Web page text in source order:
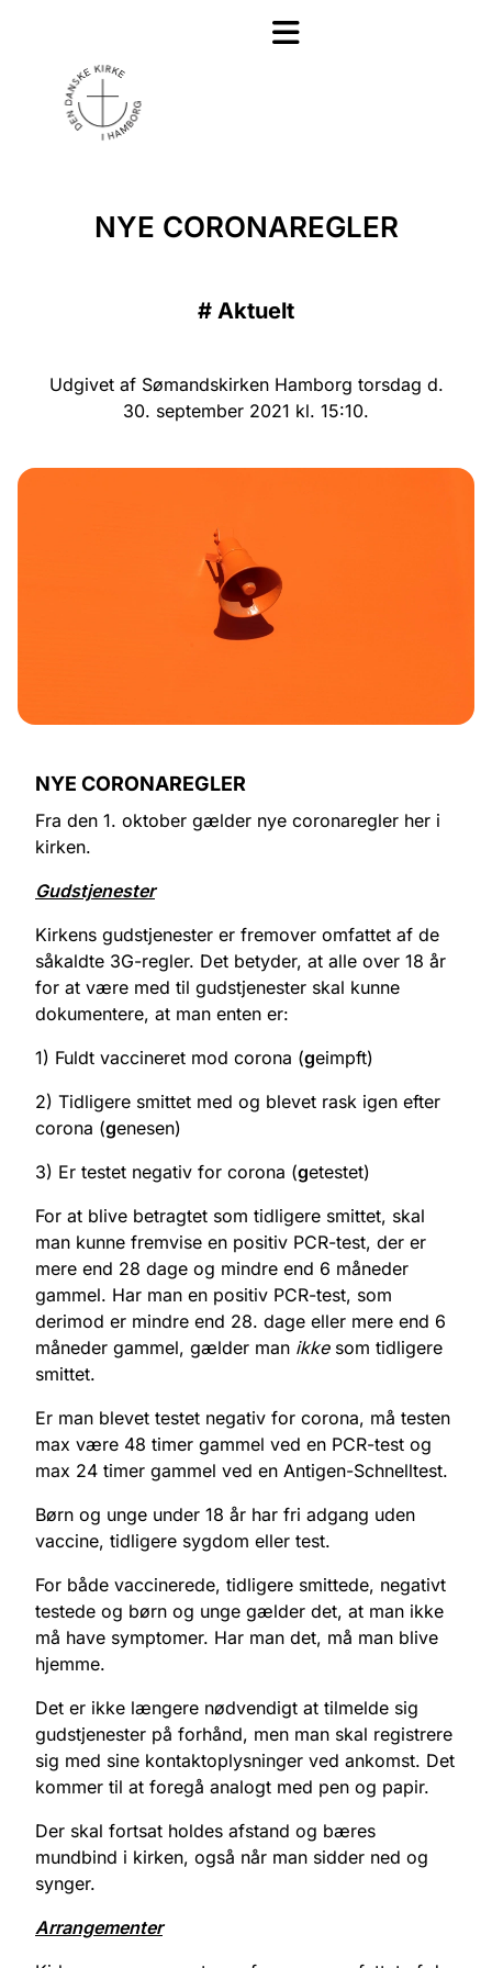
NYE CORONAREGLER
# Aktuelt
Udgivet af Sømandskirken Hamborg torsdag d.
30. september 2021 kl. 15:10.
NYE CORONAREGLER
Fra den 1. oktober gælder nye coronaregler her i
kirken.
Gudstjenester
Kirkens gudstjenester er fremover omfattet af de
såkaldte 3G-regler. Det betyder, at alle over 18 år
for at være med til gudstjenester skal kunne
dokumentere, at man enten er:
1) Fuldt vaccineret mod corona (geimpft)
2) Tidligere smittet med og blevet rask igen efter
corona (genesen)
3) Er testet negativ for corona (getestet)
For at blive betragtet som tidligere smittet, skal
man kunne fremvise en positiv PCR-test, der er
mere end 28 dage og mindre end 6 måneder
gammel. Har man en positiv PCR-test, som
derimod er mindre end 28. dage eller mere end 6
måneder gammel, gælder man ikkesom tidligere
smittet.
Er man blevet testet negativ for corona, må testen
max være 48 timer gammel ved en PCR-test og
max 24 timer gammel ved en Antigen-Schnelltest.
Børn og unge under 18 år har fri adgang uden
vaccine, tidligere sygdom eller test.
For både vaccinerede, tidligere smittede, negativt
testede og børn og unge gælder det, at man ikke
må have symptomer. Har man det, må man blive
hjemme.
Det er ikke længere nødvendigt at tilmelde sig
gudstjenester på forhånd, men man skal registrere
sig med sine kontaktoplysninger ved ankomst. Det
kommer til at foregå analogt med pen og papir.
Der skal fortsat holdes afstand og bæres
mundbind i kirken, også når man sidder ned og
synger.
Arrangementer